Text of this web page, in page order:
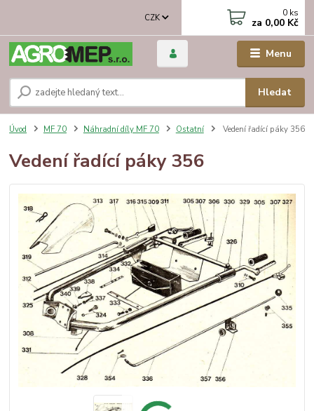
Menu
CZK
Hledat
0 ks
za 0,00 Kč
Úvod MF 70 Náhradní díly MF 70 Ostatní Vedení řadící páky 356
Vedení řadící páky 356